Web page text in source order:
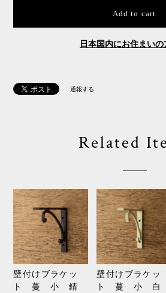
Add to cart
日本国内にお住まいの
通報する
Related
壁付けブラケッ
ト 蔓 小 錆
壁付けブラケッ
ト 蔓 小 白